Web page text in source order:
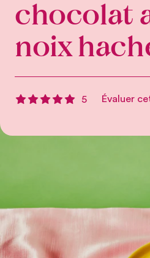
chocolat
noix
5 Évaluer